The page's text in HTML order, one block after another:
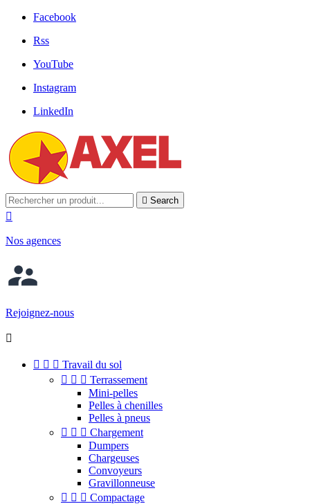
Facebook
Rss
YouTube
Instagram
LinkedIn
 Search

Nos agences
Rejoignez-nous

   Travail du sol
   Terrassement
Mini-pelles
Pelles à chenilles
Pelles à pneus
   Chargement
Dumpers
Chargeuses
Convoyeurs
Gravillonneuse
   Compactage